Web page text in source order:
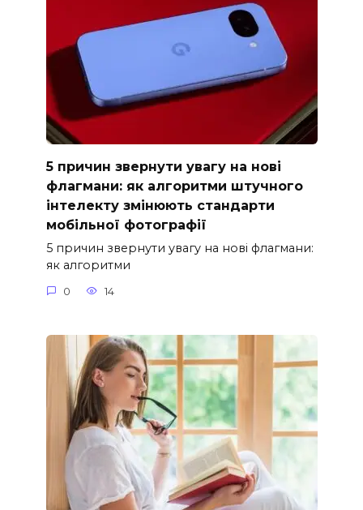
5 причин звернути увагу на нові
флагмани: як алгоритми штучного
інтелекту змінюють стандарти
мобільної фотографії
5 причин звернути увагу на нові флагмани:
як алгоритми
0 14